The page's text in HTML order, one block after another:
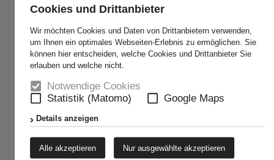
Cookies und Drittanbieter
Wir möchten Cookies und Daten von Drittanbietern verwenden,
um Ihnen ein optimales Webseiten-Erlebnis zu ermöglichen. Sie
können hier entscheiden, welche Cookies und Drittanbieter Sie
erlauben und welche nicht.
Notwendige Cookies
Statistik (Matomo)
Google Maps
Details anzeigen
Alle akzeptieren Nur ausgewählte akzeptieren
gnes-Wenke-Schule Städt. Sekundarschule in
Neheim
Grimmehauptschule in Neheim
Ruth-Cohn-Schule in Neheim
Fröbelschule in Arnsberg
Sekundarschule am Eichholz in Arnsberg
Hauptschule in Sundern
Konrad-Adenauer-Schule in Freienohl
Christine-Koch-Hauptschule in Eslohe